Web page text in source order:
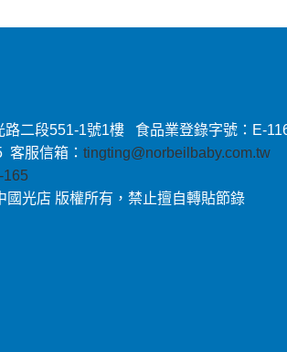
路二段551-1號1樓 食品業登錄字號：E-
客服信箱：tingting@norbeilbaby.com.tw
165
光店 版權所有，禁止擅自轉貼節錄